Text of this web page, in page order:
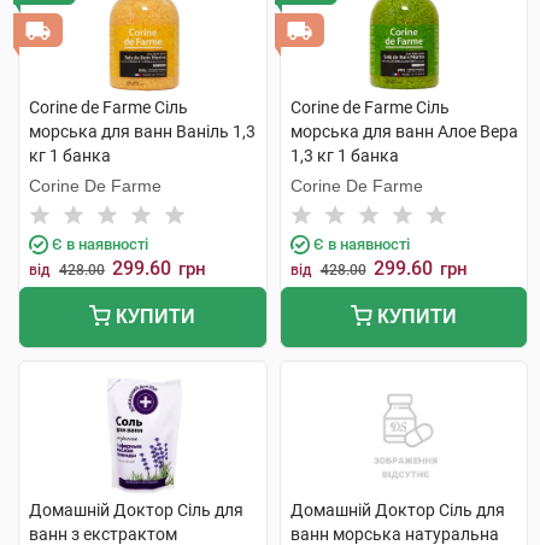
Corine de Farme Сіль
морська для ванн Ваніль 1,3
кг 1 банка
Corine De Farme
Є в наявності
від 428.00 299.60 грн
КУПИТИ
Corine de Farme Сіль
морська для ванн Алое Вера
1,3 кг 1 банка
Corine De Farme
Є в наявності
від 428.00 299.60 грн
КУПИТИ
Домашній Доктор Сіль для
ванн з екстрактом
Домашній Доктор Сіль для
ванн морська натуральна